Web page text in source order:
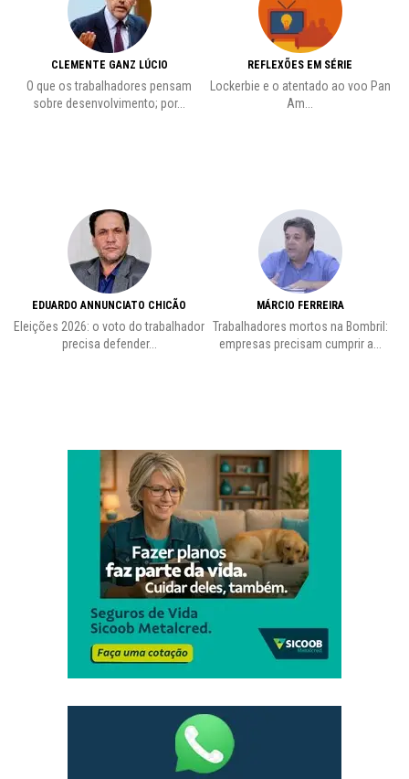
CLEMENTE GANZ LÚCIO
O que os trabalhadores pensam
sobre desenvolvimento; por...
EDUARDO ANNUNCIATO CHICÃO
Eleições 2026: o voto do trabalhador
precisa defender...
REFLEXÕES EM SÉRIE
Lockerbie e o atentado ao voo Pan
Am...
MÁRCIO FERREIRA
Trabalhadores mortos na Bombril:
empresas precisam cumprir a...